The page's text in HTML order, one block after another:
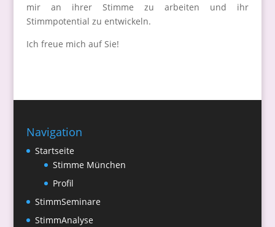
mir an ihrer Stimme zu arbeiten und ihr
Stimmpotential zu entwickeln.
Ich freue mich auf Sie!
Navigation
Startseite
Stimme München
Profil
StimmSeminare
StimmAnalyse